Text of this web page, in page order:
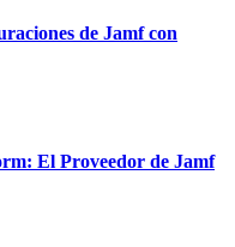
de Jamf con
El Proveedor de Jamf